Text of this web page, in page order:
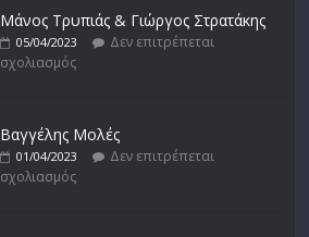
Μάνος Τρυπιάς & Γιώργος Στρατάκης
05/04/2023
Δεν επιτρέπεται
σχολιασμός
Βαγγέλης Μολές
01/04/2023
Δεν επιτρέπεται
σχολιασμός